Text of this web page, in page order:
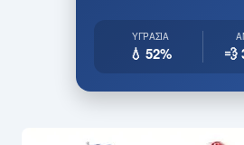
ΥΓΡΑΣΊΑ
💧 52% 💨